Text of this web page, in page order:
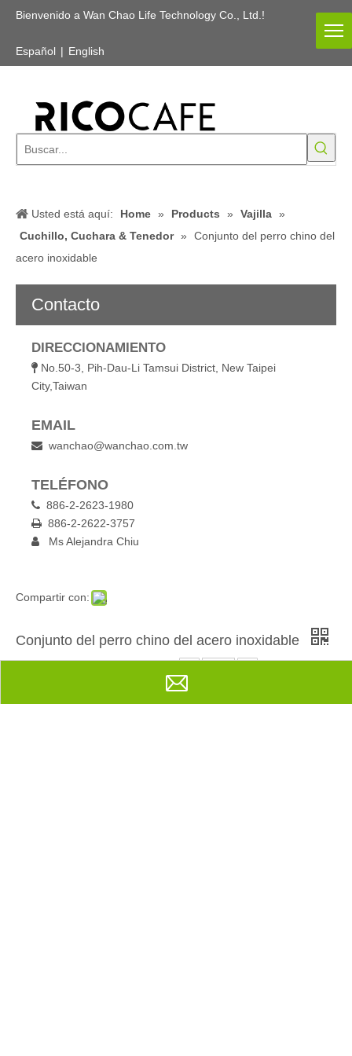
Bienvenido a Wan Chao Life Technology Co., Ltd.!
Español | English
Usted está aquí: Home » Products » Vajilla »
Cuchillo, Cuchara & Tenedor »
Conjunto del perro chino del
acero inoxidable
Contacto
DIRECCIONAMIENTO
 No.50-3, Pih-Dau-Li Tamsui District, New Taipei
City,Taiwan
EMAIL
 wanchao@wanchao.com.tw
TELÉFONO
 886-2-2623-1980
 886-2-2622-3757
 Ms Alejandra Chiu